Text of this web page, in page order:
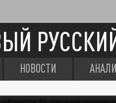
НОВОСТИ